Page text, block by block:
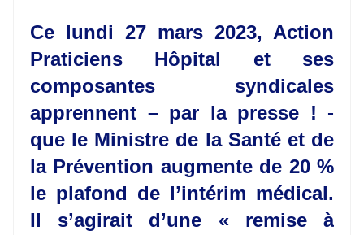
Ce lundi 27 mars 2023, Action
Praticiens Hôpital et ses
composantes syndicales
apprennent – par la presse ! -
que le Ministre de la Santé et de
la Prévention augmente de 20 %
le plafond de l’intérim médical.
Il s’agirait d’une « remise à